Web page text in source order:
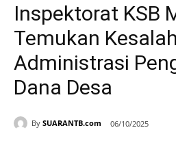
Inspektorat KSB
Temukan
Administrasi
Dana Desa
By SUARANTB.com 06/10/2025